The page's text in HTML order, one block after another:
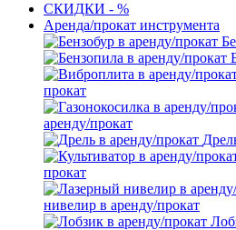
СКИДКИ - %
Аренда/прокат инструмента
прокат
аренду/прокат
прокат
нивелир в аренду/прокат